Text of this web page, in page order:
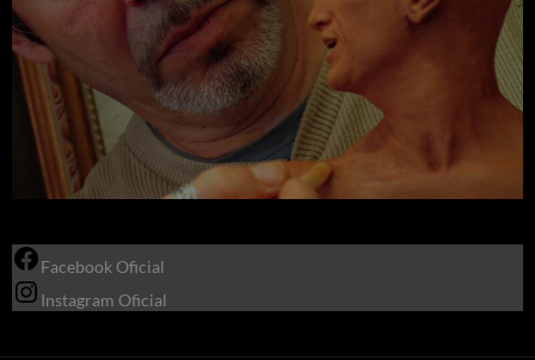
Facebook Oficial
Instagram Oficial